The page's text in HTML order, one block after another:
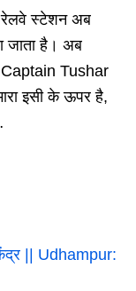
रेलवे स्टेशन अब
जाता है। अब
Tushar
इसी के ऊपर है,
|| Udhampur: